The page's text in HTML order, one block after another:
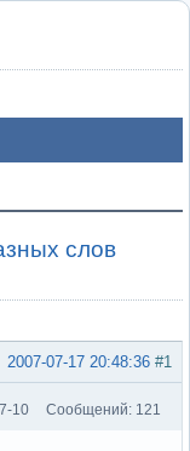
слов
#1
2007-07-17 20:48:36
10 Сообщений: 121